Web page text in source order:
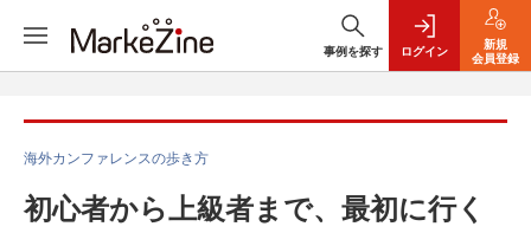
事例を探す ログイン
新規
会員登録
海外カンファレンスの歩き方
初心者から上級者まで、最初に行く